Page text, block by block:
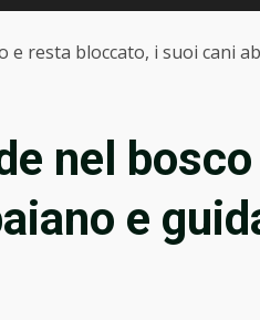
e resta bloccato, i suoi cani
nel
e